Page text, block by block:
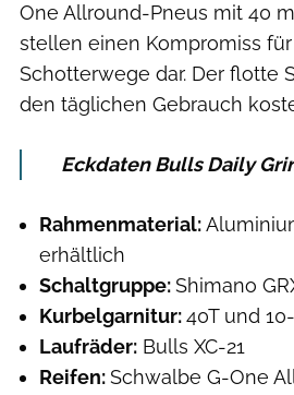
One Allround-Pneus mit 40
stellen einen Kompromiss
Schotterwege dar. Der flotte
den täglichen Gebrauch
Eckdaten Bulls Daily
Rahmenmaterial:
erhältlich
Schaltgruppe:Shimano
Kurbelgarnitur:40T und
Laufräder: Bulls XC-21
Reifen:Schwalbe G-One